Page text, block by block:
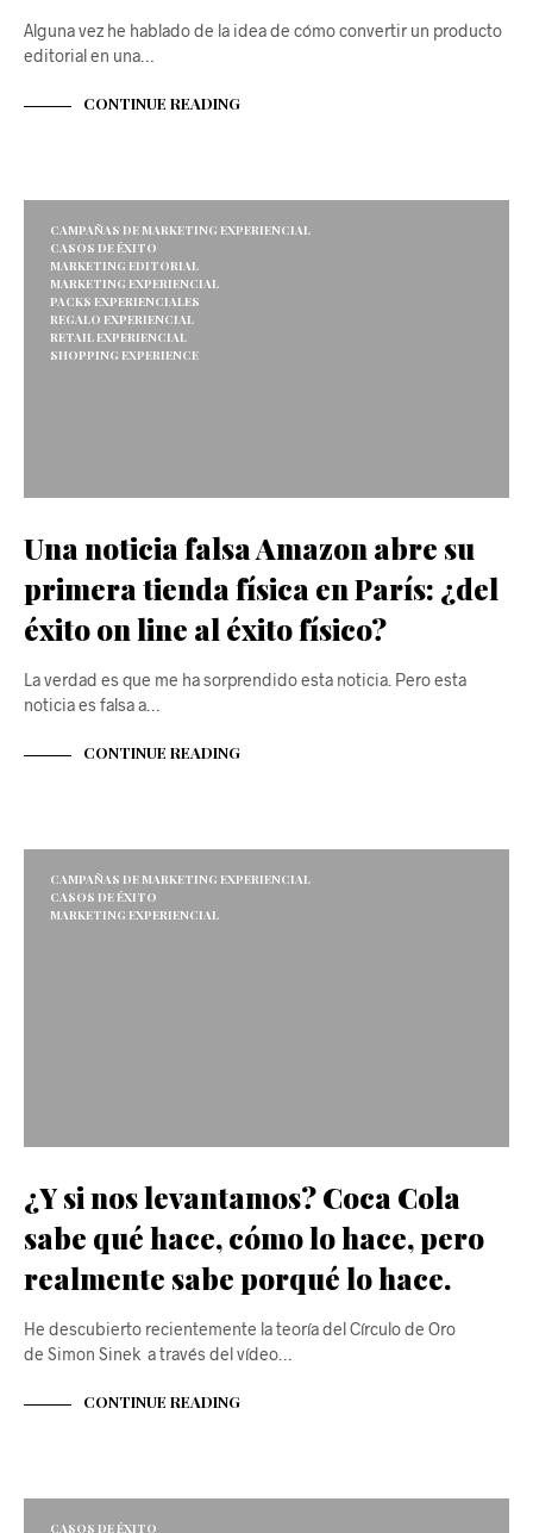
Alguna vez he hablado de la idea de cómo convertir un producto
editorial en una…
CONTINUE READING
CAMPAÑAS DE MARKETING EXPERIENCIAL
CASOS DE ÉXITO
MARKETING EDITORIAL
MARKETING EXPERIENCIAL
PACKS EXPERIENCIALES
REGALO EXPERIENCIAL
RETAIL EXPERIENCIAL
SHOPPING EXPERIENCE
Una noticia falsa Amazon abre su
primera tienda física en París: ¿del
éxito on line al éxito físico?
La verdad es que me ha sorprendido esta noticia. Pero esta
noticia es falsa a…
CONTINUE READING
CAMPAÑAS DE MARKETING EXPERIENCIAL
CASOS DE ÉXITO
MARKETING EXPERIENCIAL
¿Y si nos levantamos? Coca Cola
sabe qué hace, cómo lo hace, pero
realmente sabe porqué lo hace.
He descubierto recientemente la teoría del Círculo de Oro
de Simon Sinek a través del vídeo…
CONTINUE READING
CASOS DE ÉXITO